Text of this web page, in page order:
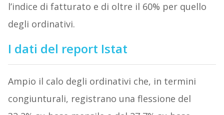
l’indice di fatturato e di oltre il 60% per quello
degli ordinativi.
I dati del report Istat
Ampio il calo degli ordinativi che, in termini
congiunturali, registrano una flessione del